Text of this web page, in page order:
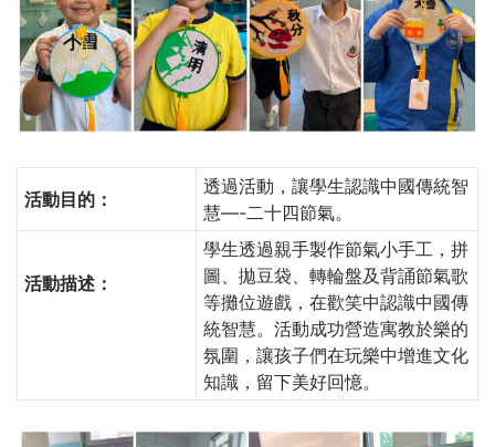
活動目的：
透過活動，讓學生認識中國傳統智
慧—-二十四節氣。
活動描述：
學生透過親手製作節氣小手工，拼
圖、拋豆袋、轉輪盤及背誦節氣歌
等攤位遊戲，在歡笑中認識中國傳
統智慧。活動成功營造寓教於樂的
氛圍，讓孩子們在玩樂中增進文化
知識，留下美好回憶。